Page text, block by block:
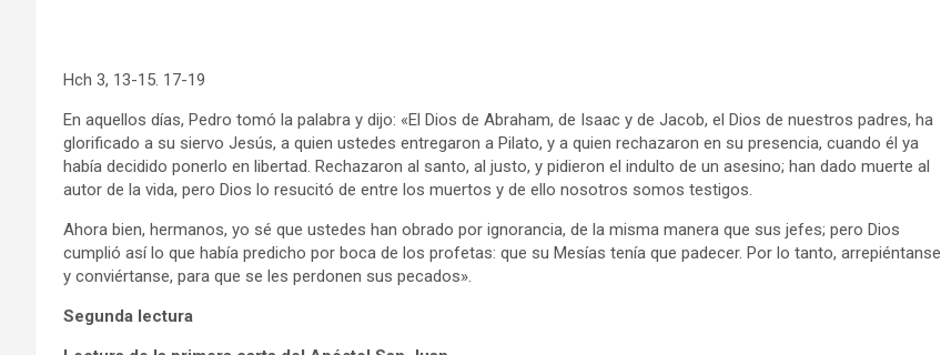
Hch 3, 13-15. 17-19
En aquellos días, Pedro tomó la palabra y dijo: «El Dios de Abraham, de Isaac y de Jacob, el Dios de nuestros padres, ha
glorificado a su siervo Jesús, a quien ustedes entregaron a Pilato, y a quien rechazaron en su presencia, cuando él ya
había decidido ponerlo en libertad. Rechazaron al santo, al justo, y pidieron el indulto de un asesino; han dado muerte al
autor de la vida, pero Dios lo resucitó de entre los muertos y de ello nosotros somos testigos.
Ahora bien, hermanos, yo sé que ustedes han obrado por ignorancia, de la misma manera que sus jefes; pero Dios
cumplió así lo que había predicho por boca de los profetas: que su Mesías tenía que padecer. Por lo tanto, arrepiéntanse
y conviértanse, para que se les perdonen sus pecados».
Segunda lectura